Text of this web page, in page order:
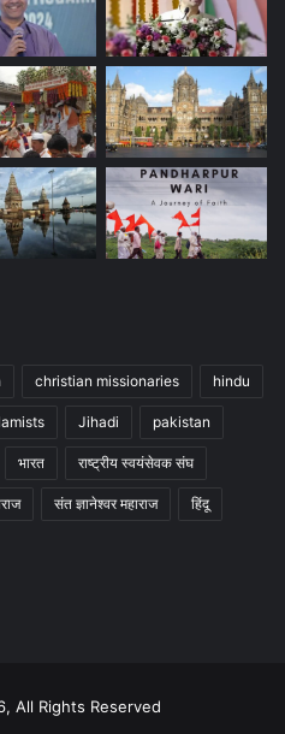
christian missionaries hindu
Jihadi pakistan
भारत राष्ट्रीय स्वयंसेवक संघ
संत ज्ञानेश्वर महाराज हिंदू
All Rights Reserved